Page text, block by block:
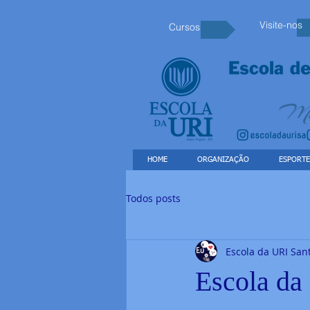
HOME ORGANIZAÇÃO
Todos posts
Escola
Escola da URI
Cursos Visite-nos